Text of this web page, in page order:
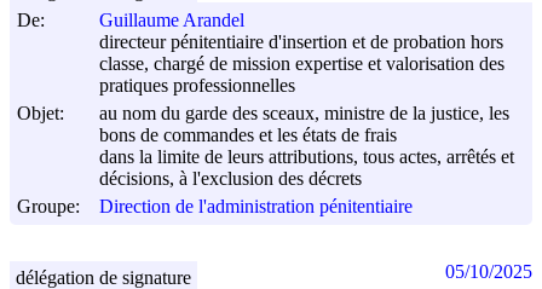
De:
Guillaume Arandel
directeur pénitentiaire d'insertion et de probation hors
classe, chargé de mission expertise et valorisation des
pratiques professionnelles
Objet:
au nom du garde des sceaux, ministre de la justice, les
bons de commandes et les états de frais
dans la limite de leurs attributions, tous actes, arrêtés et
décisions, à l'exclusion des décrets
Groupe:
Direction de l'administration pénitentiaire
délégation de signature 05/10/2025